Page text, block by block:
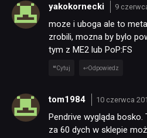
yakokornecki 9
moze i uboga ale to
zrobili, mozna by bylo
tym z ME2 lub PoP:FS
Cytuj Odpowiedz
tom1984 10 czerwca
Pendrive wygląda
za 60 dych w sklepie